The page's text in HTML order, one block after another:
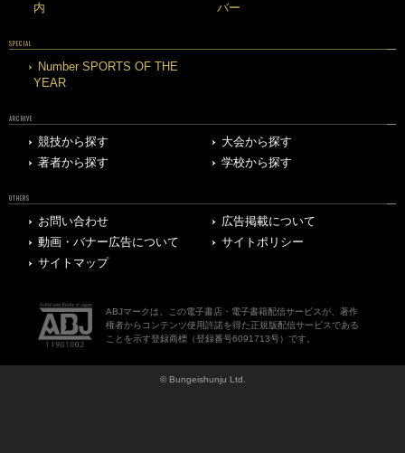
内
バー
SPECIAL
Number SPORTS OF THE
YEAR
ARCHIVE
競技から探す
大会から探す
著者から探す
学校から探す
OTHERS
お問い合わせ
広告掲載について
動画・バナー広告について
サイトポリシー
サイトマップ
ABJマークは、この電子書店・電子書籍配信サービスが、著作
権者からコンテンツ使用許諾を得た正規版配信サービスである
ことを示す登録商標（登録番号6091713号）です。
© Bungeishunju Ltd.